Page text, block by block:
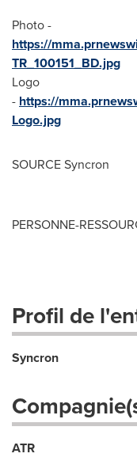
Photo -
https://
TR_100151_BD.jpg
Logo
- https://
Logo.jpg
SOURCE Syncron
PERSONNE-
Profil de
Syncron
ATR